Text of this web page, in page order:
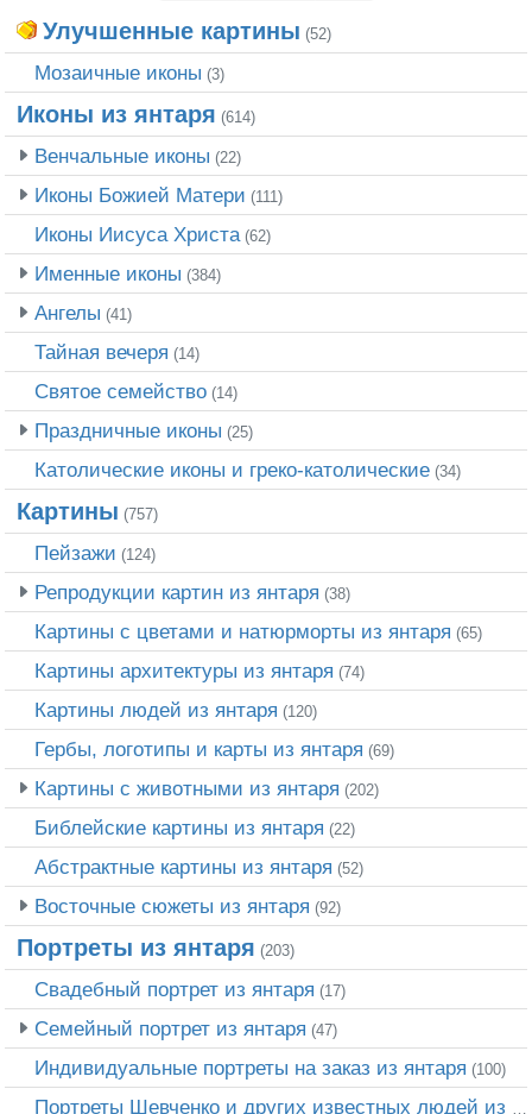
Улучшенные картины (52)
Мозаичные иконы (3)
Иконы из янтаря (614)
Венчальные иконы (22)
Иконы Божией Матери (111)
Иконы Иисуса Христа (62)
Именные иконы (384)
Ангелы (41)
Тайная вечеря (14)
Святое семейство (14)
Праздничные иконы (25)
Католические иконы и греко-католические (34)
Картины (757)
Пейзажи (124)
Репродукции картин из янтаря (38)
Картины с цветами и натюрморты из янтаря (65)
Картины архитектуры из янтаря (74)
Картины людей из янтаря (120)
Гербы, логотипы и карты из янтаря (69)
Картины с животными из янтаря (202)
Библейские картины из янтаря (22)
Абстрактные картины из янтаря (52)
Восточные сюжеты из янтаря (92)
Портреты из янтаря (203)
Свадебный портрет из янтаря (17)
Семейный портрет из янтаря (47)
Индивидуальные портреты на заказ из янтаря (100)